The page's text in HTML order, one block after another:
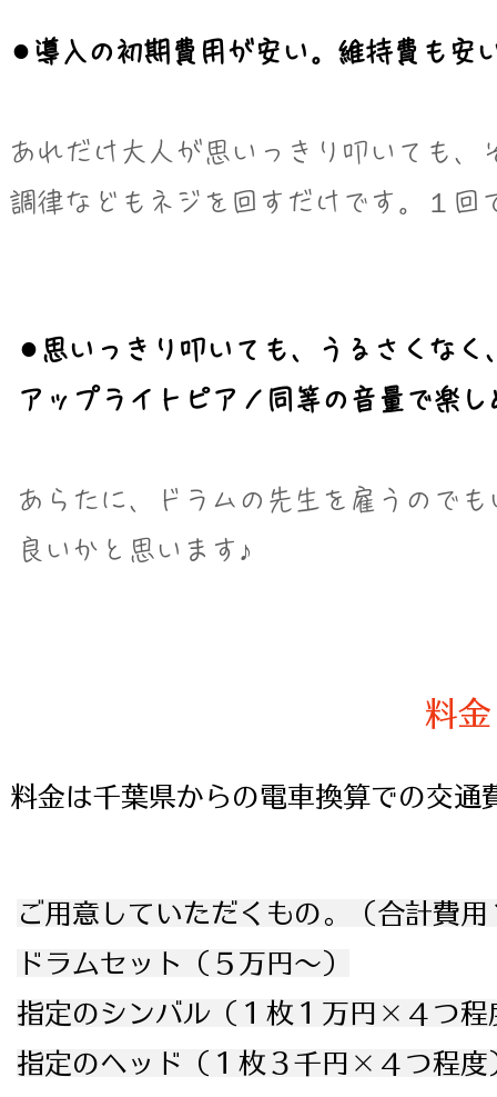
⚫︎導入の初期費用が安い。維持費も安
あれだけ大人が思いっきり叩いても、
調律などもネジを回すだけです。１回
⚫︎思いっきり叩いても、うるさくなく
アップライトピアノ同等の音量で楽し
あらたに、ドラムの先生を雇うので
​良いかと思います♪
​料金
料金は千葉県からの電車換算での交通
ご用意していただくもの。（合計費
ドラムセット（５万円〜）
指定のシンバル（１枚１万円×４つ程
指定のヘッド（１枚３千円×４つ程度